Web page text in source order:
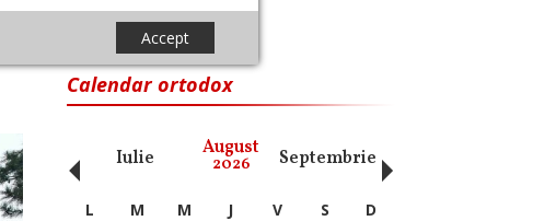
Accept
Calendar ortodox
Iunie Iulie August
2026 Septembrie Octombrie
‹ L M M J V S
D